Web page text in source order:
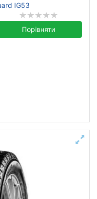
IG53
Порівняти